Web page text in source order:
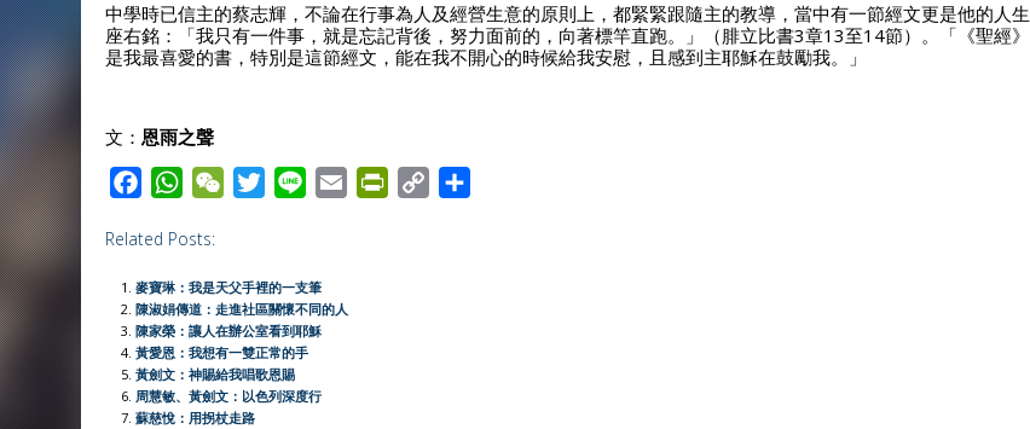
中學時已信主的蔡志輝，不論在行事為人及經營生意的原則上，都緊緊跟隨主的教導，當中有一節經文更是他的人生
座右銘：「我只有一件事，就是忘記背後，努力面前的，向著標竿直跑。」（腓立比書3章13至14節）。「《聖經》
是我最喜愛的書，特別是這節經文，能在我不開心的時候給我安慰，且感到主耶穌在鼓勵我。」
文： 恩雨之聲
c
e
b
o
o
k
W
a
t
s
A
p
p
W
h
a
t
t
t
e
r
e
l
Related Posts:
麥寶琳：我是天父手裡的一支筆
陳淑娟傳道：走進社區關懷不同的人
陳家榮：讓人在辦公室看到耶穌
黃愛恩：我想有一雙正常的手
黃劍文：神賜給我唱歌恩賜
周慧敏、黃劍文：以色列深度行
蘇慈悅：用拐杖走路